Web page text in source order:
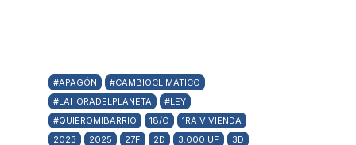
#APAGÓN
#CAMBIOCLIMÁTICO
#LAHORADELPLANETA
#LEY
#QUIEROMIBARRIO
18/O
1RA VIVIENDA
2023
2025 27F 2D 3.000 UF 3D